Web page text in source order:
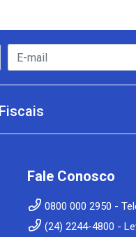
Fale Conosco
0800 000 2950 -
(24) 2244-4800 -